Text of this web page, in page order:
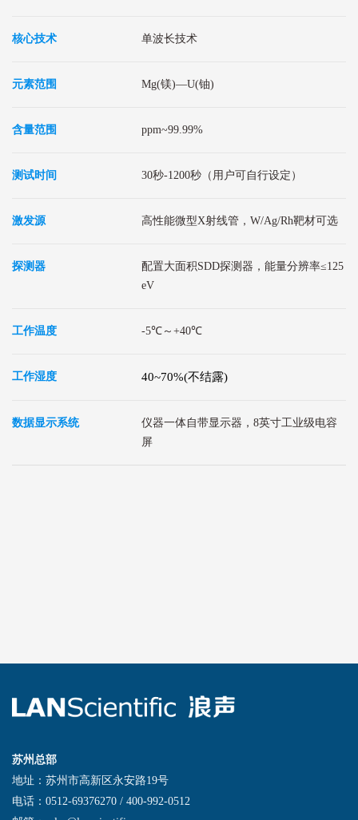
核心技术 单波长技术
元素范围 Mg(镁)—U(铀)
含量范围 ppm~99.99%
测试时间 30秒-1200秒（用户可自行设定）
激发源 高性能微型X射线管，W/Ag/Rh靶材可选
探测器
配置大面积SDD探测器，能量分辨率≤125
eV
工作温度 -5℃～+40℃
工作湿度 40~70%(不结露)
数据显示系统
仪器一体自带显示器，8英寸工业级电容
屏
苏州总部
地址：苏州市高新区永安路19号
电话：0512-69376270 / 400-992-0512